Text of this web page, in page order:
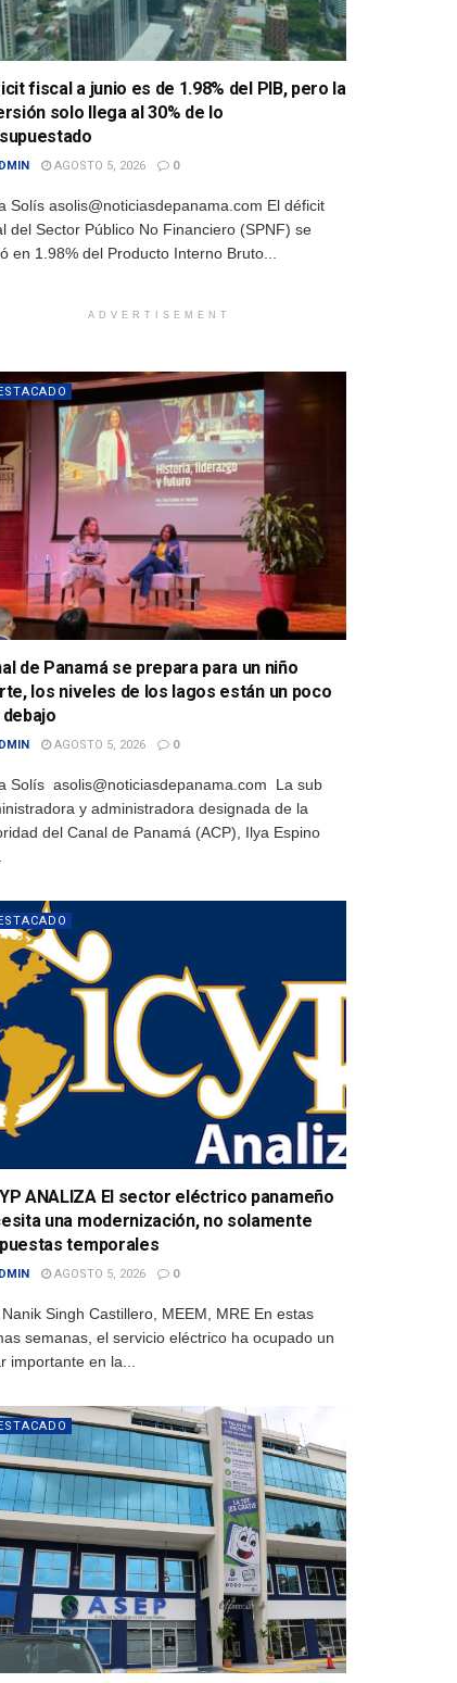
fiscal a junio es de 1.98% del PIB, pero la
solo llega al 30% de lo
AGOSTO 5, 2026 0
Solís asolis@noticiasdepanama.com El déficit
del Sector Público No Financiero (SPNF) se
en 1.98% del Producto Interno Bruto...
ADVERTISEMENT
de Panamá se prepara para un niño
los niveles de los lagos están un poco
AGOSTO 5, 2026 0
Solís asolis@noticiasdepanama.com La sub
y administradora designada de la
del Canal de Panamá (ACP), Ilya Espino
ANALIZA El sector eléctrico panameño
una modernización, no solamente
temporales
AGOSTO 5, 2026 0
Singh Castillero, MEEM, MRE En estas
semanas, el servicio eléctrico ha ocupado un
importante en la...